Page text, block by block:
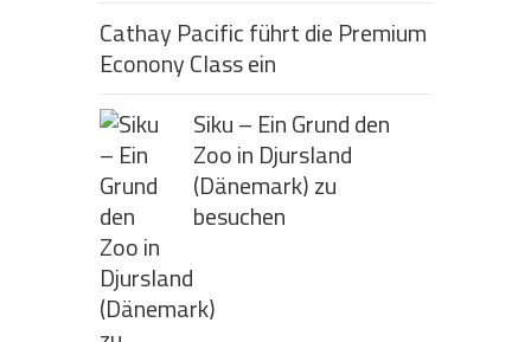
Cathay Pacific führt die Premium
Econony Class ein
Siku – Ein Grund den
Zoo in Djursland
(Dänemark) zu
besuchen